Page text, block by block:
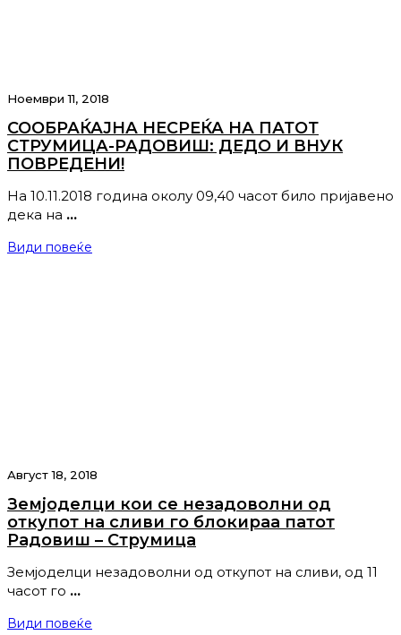
Ноември 11, 2018
СООБРАЌАЈНА НЕСРЕЌА НА ПАТОТ
СТРУМИЦА-РАДОВИШ: ДЕДО И ВНУК
ПОВРЕДЕНИ!
На 10.11.2018 година околу 09,40 часот било пријавено
дека на …
Види повеќе
Август 18, 2018
Земјоделци кои се незадоволни од
откупот на сливи го блокираа патот
Радовиш – Струмица
Земјоделци незадоволни од откупот на сливи, од 11
часот го …
Види повеќе